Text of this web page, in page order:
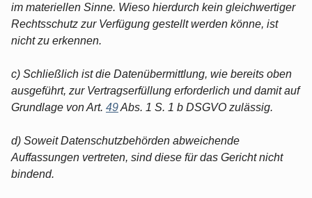
im materiellen Sinne. Wieso hierdurch kein gleichwertiger
Rechtsschutz zur Verfügung gestellt werden könne, ist
nicht zu erkennen.
c) Schließlich ist die Datenübermittlung, wie bereits oben
ausgeführt, zur Vertragserfüllung erforderlich und damit auf
Grundlage von Art. 49Abs. 1 S. 1 b DSGVO zulässig.
d) Soweit Datenschutzbehörden abweichende
Auffassungen vertreten, sind diese für das Gericht nicht
bindend.